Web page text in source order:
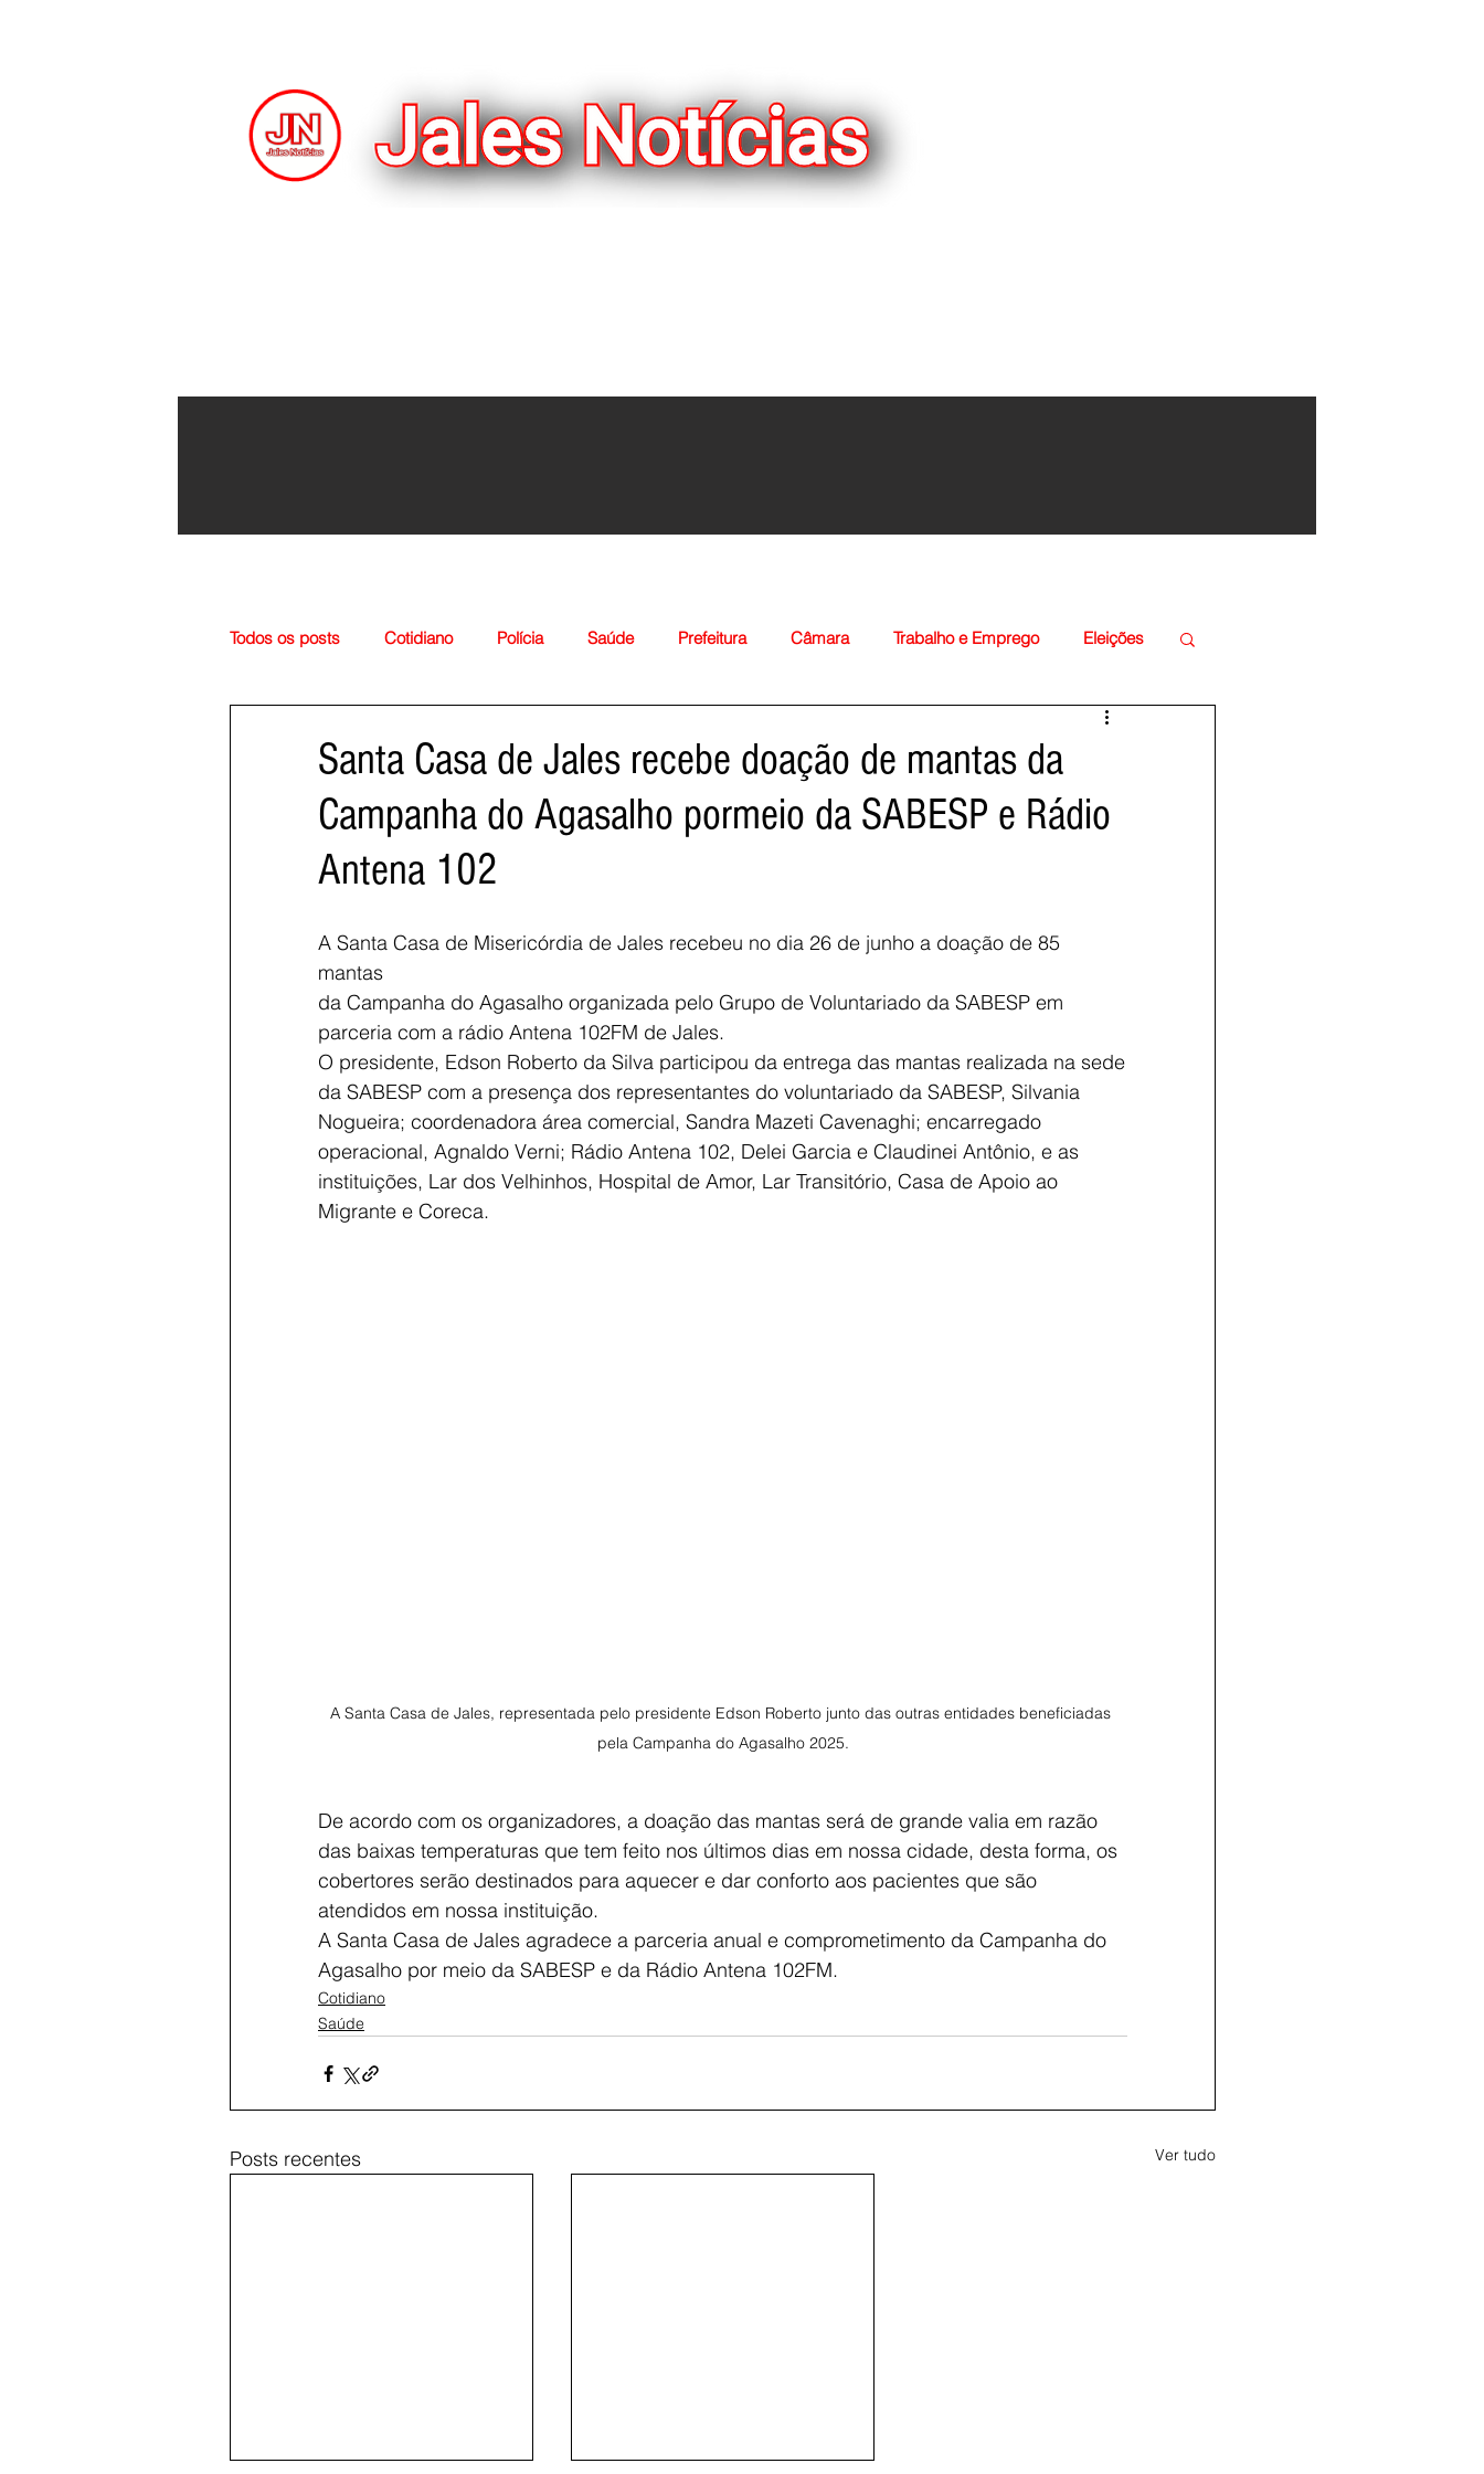
Voltar
Todos os posts Cotidiano Polícia Saúde Prefeitura Câmara Trabalho e Emprego Eleições
Santa Casa de Jales recebe doação de mantas da
Campanha do Agasalho pormeio da SABESP e Rádio
Antena 102
A Santa Casa de Misericórdia de Jales recebeu no dia 26 de junho a doação de 85
mantas
da Campanha do Agasalho organizada pelo Grupo de Voluntariado da SABESP em
parceria com a rádio Antena 102FM de Jales.
O presidente, Edson Roberto da Silva participou da entrega das mantas realizada na sede
da SABESP com a presença dos representantes do voluntariado da SABESP, Silvania
Nogueira; coordenadora área comercial, Sandra Mazeti Cavenaghi; encarregado
operacional, Agnaldo Verni; Rádio Antena 102, Delei Garcia e Claudinei Antônio, e as
instituições, Lar dos Velhinhos, Hospital de Amor, Lar Transitório, Casa de Apoio ao
Migrante e Coreca.
A Santa Casa de Jales, representada pelo presidente Edson Roberto junto das outras entidades beneficiadas
pela Campanha do Agasalho 2025.
De acordo com os organizadores, a doação das mantas será de grande valia em razão
das baixas temperaturas que tem feito nos últimos dias em nossa cidade, desta forma, os
cobertores serão destinados para aquecer e dar conforto aos pacientes que são
atendidos em nossa instituição.
A Santa Casa de Jales agradece a parceria anual e comprometimento da Campanha do
Agasalho por meio da SABESP e da Rádio Antena 102FM.
Cotidiano
Saúde
Posts recentes Ver tudo